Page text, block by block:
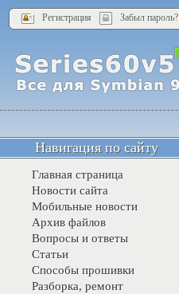
Регистрация Забыл пароль?
Навигация по сайту
Главная страница
Новости сайта
Мобильные новости
Архив файлов
Вопросы и ответы
Статьи
Способы прошивки
Разборка, ремонт